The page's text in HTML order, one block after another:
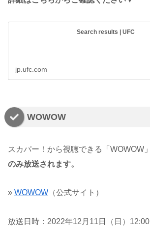
Search results | UFC
jp.ufc.com
WOWOW
スカパー！から視聴できる「WOWOW
のみ放送されます。
» WOWOW （公式サイト）
放送日時：2022年12月11日（日）12:00